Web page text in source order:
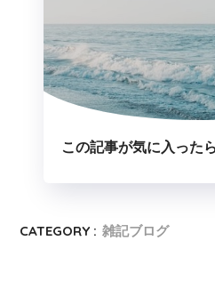
この記事が気に入った
CATEGORY : 雑記ブログ